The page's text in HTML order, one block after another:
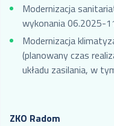
Modernizacja
wykonania 06.2025-
Modernizacja
(planowany czas
układu zasilania, w
ZKO Radom